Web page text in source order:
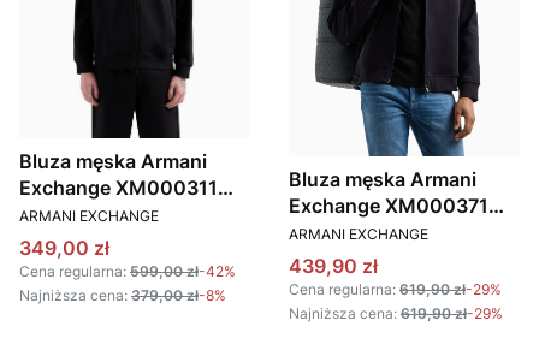
Bluza męska Armani
Exchange XM000311
AF10365 czarny
PRODUCENT
ARMANI EXCHANGE
Cena promocyjna
349,00 zł
Cena regularna: 599,00 zł-42%
Najniższa cena: 379,00 zł-8%
Bluza męska Armani
Exchange XM000371
AF10818 granatowy
PRODUCENT
ARMANI EXCHANGE
Cena promocyjna
439,90 zł
Cena regularna: 619,90 zł-29%
Najniższa cena: 619,90 zł-29%